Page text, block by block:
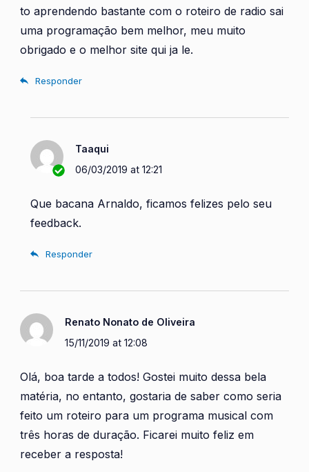
to aprendendo bastante com o roteiro de radio sai
uma programação bem melhor, meu muito
obrigado e o melhor site qui ja le.
Responder
Taaqui
06/03/2019 at 12:21
Que bacana Arnaldo, ficamos felizes pelo seu
feedback.
Responder
Renato Nonato de Oliveira
15/11/2019 at 12:08
Olá, boa tarde a todos! Gostei muito dessa bela
matéria, no entanto, gostaria de saber como seria
feito um roteiro para um programa musical com
três horas de duração. Ficarei muito feliz em
receber a resposta!